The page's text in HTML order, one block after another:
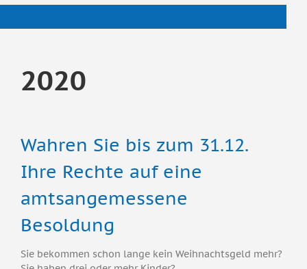
2020
Wahren Sie bis zum 31.12.
Ihre Rechte auf eine
amtsangemessene
Besoldung
Sie bekommen schon lange kein Weihnachtsgeld mehr?